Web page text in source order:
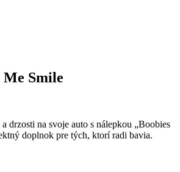
Me Smile
drzosti na svoje auto s nálepkou „Boobies
doplnok pre tých, ktorí radi bavia.